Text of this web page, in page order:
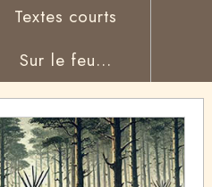
Textes courts
Sur le feu...